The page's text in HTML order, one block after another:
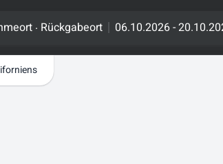
. Rückgabeort 06.10.2026 -